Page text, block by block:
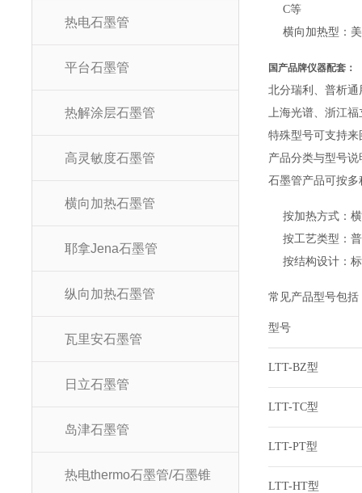
热电石墨管
平台石墨管
热解涂层石墨管
高灵敏度石墨管
横向加热石墨管
耶拿Jena石墨管
纵向加热石墨管
瓦里安石墨管
日立石墨管
岛津石墨管
热电thermo石墨管/石墨锥
C等
横向加热型：
国产品牌仪器配套：
北分瑞利、普析
上海光谱、浙江
特殊型号可支持
产品分类与型号说
石墨管产品可按
按加热方式：
按工艺类型：
按结构设计：
常见产品型号包括
型号
LTT-BZ型
LTT-TC型
LTT-PT型
LTT-HT型